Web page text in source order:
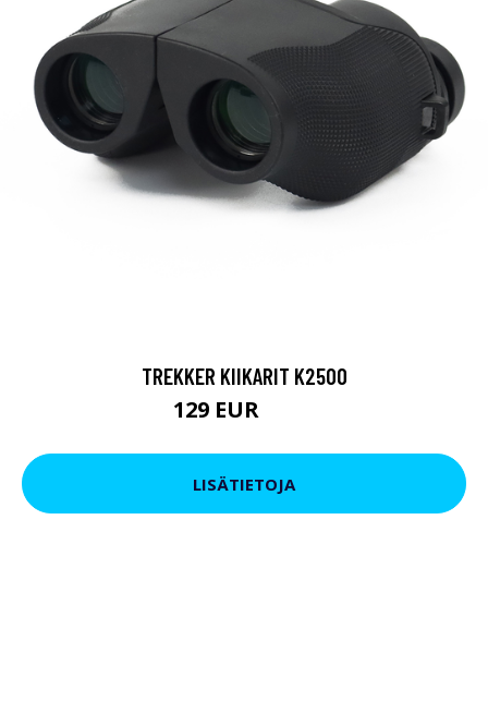
TREKKER KIIKARIT K2500
129 EUR
LISÄTIETOJA